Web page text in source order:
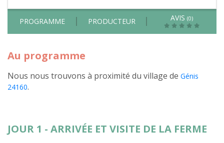
PROGRAMME PRODUCTEUR AVIS (0)
Au programme
Nous nous trouvons à proximité du village de Génis
24160.
JOUR 1 - ARRIVÉE ET VISITE DE LA FERME